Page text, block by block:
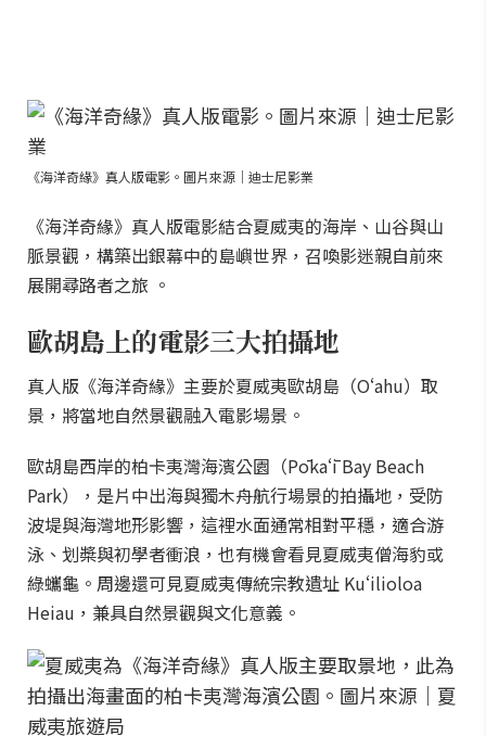
《海洋奇緣》真人版電影。圖片來源｜迪士尼影業
《海洋奇緣》真人版電影結合夏威夷的海岸、山谷與山
脈景觀，構築出銀幕中的島嶼世界，召喚影迷親自前來
展開尋路者之旅 。
歐胡島上的電影三大拍攝地
真人版《海洋奇緣》主要於夏威夷歐胡島（Oʻahu）取
景，將當地自然景觀融入電影場景。
歐胡島西岸的柏卡夷灣海濱公園（Pōkaʻī Bay Beach
Park），是片中出海與獨木舟航行場景的拍攝地，受防
波堤與海灣地形影響，這裡水面通常相對平穩，適合游
泳、划槳與初學者衝浪，也有機會看見夏威夷僧海豹或
綠蠵龜。周邊還可見夏威夷傳統宗教遺址 Kuʻilioloa
Heiau，兼具自然景觀與文化意義。